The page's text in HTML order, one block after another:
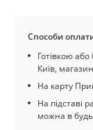
Способи
Готівкою
Київ,
На карту
На підставі
можна в